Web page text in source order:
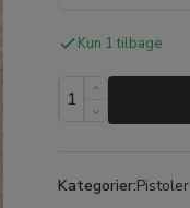
Kun 1 tilbage
Kategorier:Pistoler